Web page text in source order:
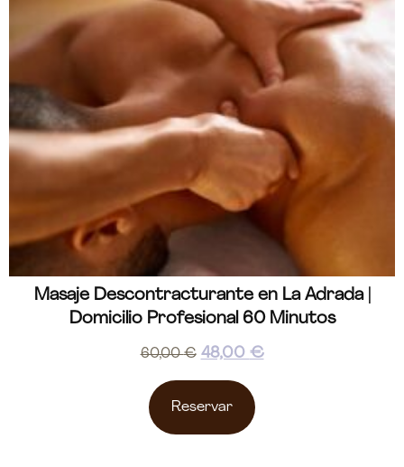
Masaje Descontracturante en La Adrada |
Domicilio Profesional 60 Minutos
60,00€ 48,00 €
Reservar